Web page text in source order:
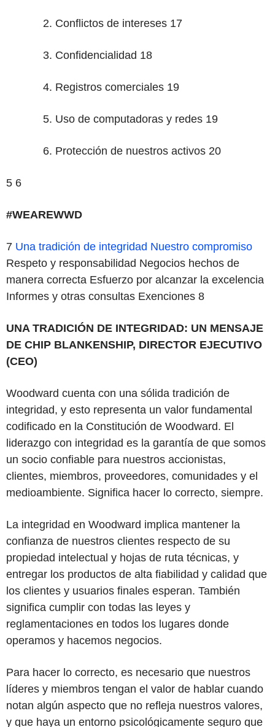
Conflictos de intereses 17
Confidencialidad 18
Registros comerciales 19
Uso de computadoras y redes 19
Protección de nuestros activos 20
5 6
#WEAREWWD
‌7 Una tradición de integridad Nuestro compromiso
Respeto y responsabilidad Negocios hechos de
manera correcta Esfuerzo por alcanzar la excelencia
Informes y otras consultas Exenciones 8
UNA TRADICIÓN DE INTEGRIDAD: UN MENSAJE
DE CHIP BLANKENSHIP, DIRECTOR EJECUTIVO
(CEO)
Woodward cuenta con una sólida tradición de
integridad, y esto representa un valor fundamental
codificado en la Constitución de Woodward. El
liderazgo con integridad es la garantía de que somos
un socio confiable para nuestros accionistas,
clientes, miembros, proveedores, comunidades y el
medioambiente. Significa hacer lo correcto, siempre.
La integridad en Woodward implica mantener la
confianza de nuestros clientes respecto de su
propiedad intelectual y hojas de ruta técnicas, y
entregar los productos de alta fiabilidad y calidad que
los clientes y usuarios finales esperan. También
significa cumplir con todas las leyes y
reglamentaciones en todos los lugares donde
operamos y hacemos negocios.
Para hacer lo correcto, es necesario que nuestros
líderes y miembros tengan el valor de hablar cuando
notan algún aspecto que no refleja nuestros valores,
y que haya un entorno psicológicamente seguro que